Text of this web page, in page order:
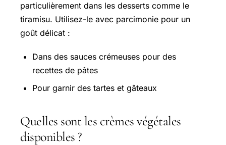
particulièrement dans les desserts comme le
tiramisu. Utilisez-le avec parcimonie pour un
goût délicat :
Dans des sauces crémeuses pour des
recettes de pâtes
Pour garnir des tartes et gâteaux
Quelles sont les crèmes végétales
disponibles ?